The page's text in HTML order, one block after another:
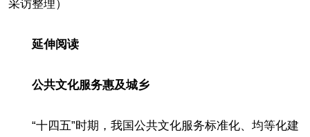
采访整理）
延伸阅读
公共文化服务惠及城乡
“十四五”时期，我国公共文化服务标准化、均等化建